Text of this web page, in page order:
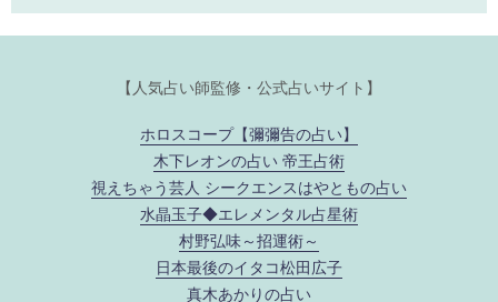
【人気占い師監修・公式占いサイト】
ホロスコープ【彌彌告の占い】
木下レオンの占い 帝王占術
視えちゃう芸人 シークエンスはやともの占い
水晶玉子◆エレメンタル占星術
村野弘味～招運術～
日本最後のイタコ松田広子
真木あかりの占い